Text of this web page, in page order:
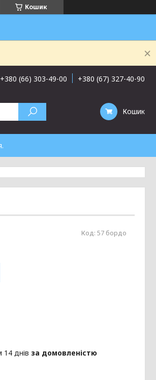
Кошик
+380 (66) 303-49-00 +380 (67) 327-40-90
Кошик
Код:57 бордо
днів за домовленістю